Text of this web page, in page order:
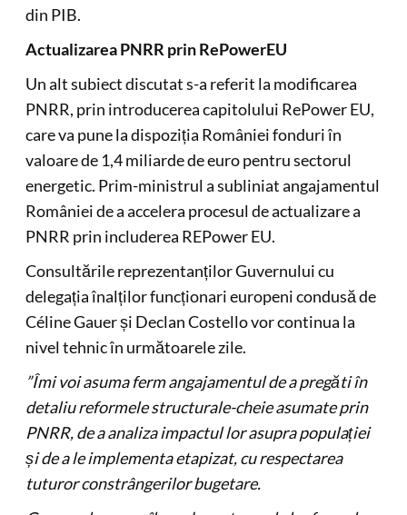
din PIB.
Actualizarea PNRR prin RePowerEU
Un alt subiect discutat s-a referit la modificarea
PNRR, prin introducerea capitolului RePower EU,
care va pune la dispoziția României fonduri în
valoare de 1,4 miliarde de euro pentru sectorul
energetic. Prim-ministrul a subliniat angajamentul
României de a accelera procesul de actualizare a
PNRR prin includerea REPower EU.
Consultările reprezentanților Guvernului cu
delegația înalților funcționari europeni condusă de
Céline Gauer și Declan Costello vor continua la
nivel tehnic în următoarele zile.
”Îmi voi asuma ferm angajamentul de a pregăti în
detaliu reformele structurale-cheie asumate prin
PNRR, de a analiza impactul lor asupra populației
și de a le implementa etapizat, cu respectarea
tuturor constrângerilor bugetare.